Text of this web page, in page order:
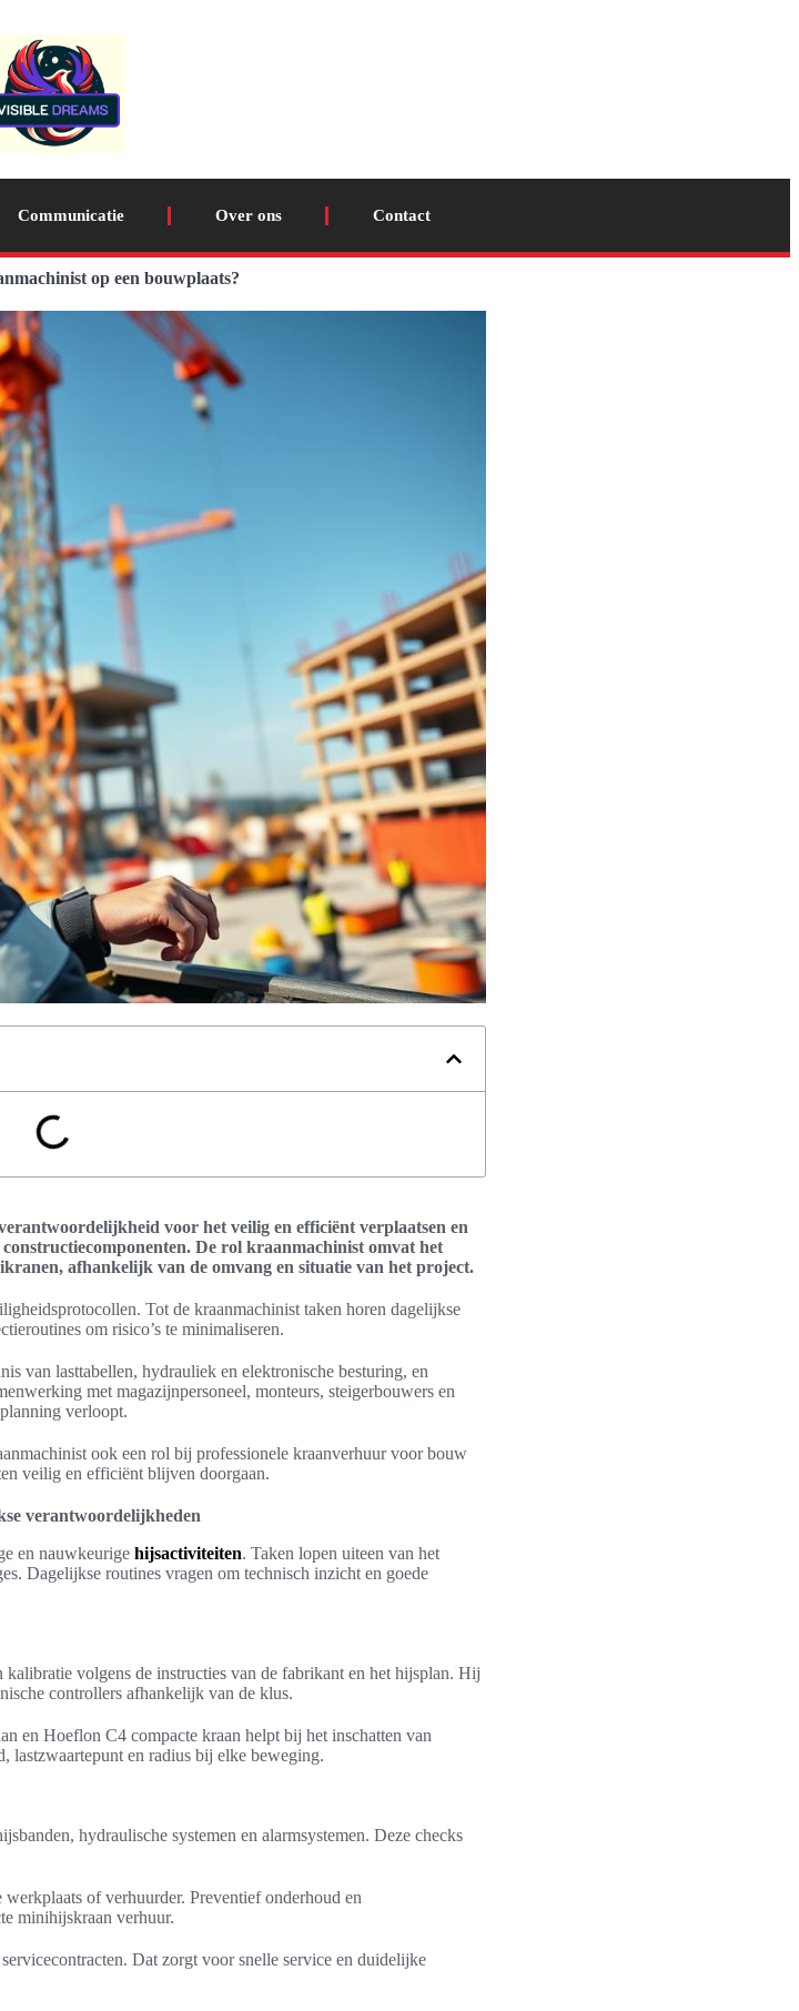
Communicatie Over ons Contact
op een bouwplaats?
voor het veilig en efficiënt verplaatsen en
De rol kraanmachinist omvat het
afhankelijk van de omvang en situatie van het project.
Tot de kraanmachinist taken horen dagelijkse
om risico’s te minimaliseren.
van lasttabellen, hydrauliek en elektronische besturing, en
met magazijnpersoneel, monteurs, steigerbouwers en
verloopt.
ook een rol bij professionele kraanverhuur voor bouw
veilig en efficiënt blijven doorgaan.
verantwoordelijkheden
en nauwkeurige hijsactiviteiten. Taken lopen uiteen van het
Dagelijkse routines vragen om technisch inzicht en goede
volgens de instructies van de fabrikant en het hijsplan. Hij
controllers afhankelijk van de klus.
en Hoeflon C4 compacte kraan helpt bij het inschatten van
lastzwaartepunt en radius bij elke beweging.
hydraulische systemen en alarmsystemen. Deze checks
of verhuurder. Preventief onderhoud en
minihijskraan verhuur.
Dat zorgt voor snelle service en duidelijke